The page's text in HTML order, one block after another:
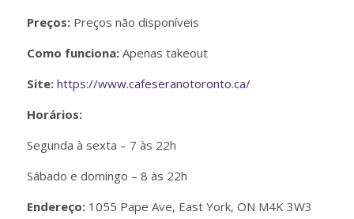
Preços: Preços não disponíveis
Como funciona:Apenas takeout
Site: https://www.cafeseranotoronto.ca/
Horários:
Segunda à sexta – 7 às 22h
Sábado e domingo – 8 às 22h
Endereço:1055 Pape Ave, East York, ON M4K 3W3